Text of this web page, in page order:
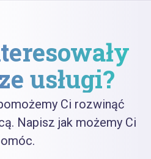
usługi?
Ci rozwinąć
Napisz jak możemy Ci